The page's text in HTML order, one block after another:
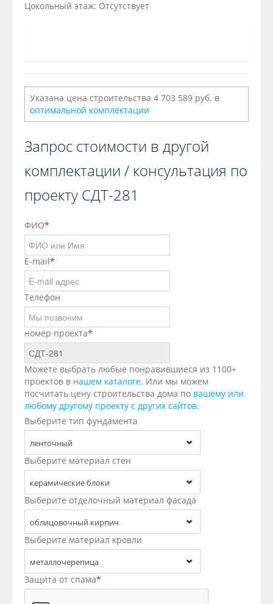
Цокольный этаж: Отсутствует
Указана цена строительства 4 703 589 руб. в
оптимальной комплектации
Запрос стоимости в другой
комплектации / консультация по
проекту СДТ-281
ФИО*
E-mail*
Телефон
номер проекта*
Можете выбрать любые понравившиеся из 1100+
проектов в нашем каталоге. Или мы можем
посчитать цену строительства дома по вашему или
любому другому проекту с других сайтов.
Выберите тип фундамента
ленточный
Выберите материал стен
керамические блоки
Выберите отделочный материал фасада
облицовочный кирпич
Выберите материал кровли
металлочерепица
Защита от спама*